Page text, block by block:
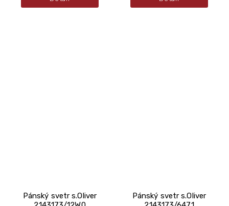
Pánský svetr s.Oliver
Pánský svetr s.Oliver